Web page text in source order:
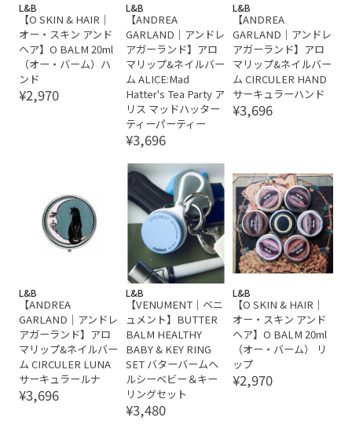
L&B
【O SKIN & HAIR｜
オー・スキン アンド
ヘア】O BALM 20ml
（オー・バーム）ハ
ンド
¥2,970
L&B
【ANDREA
GARLAND｜アンドレ
アガーランド】アロ
マリップ&ネイルバー
ム ALICE:Mad
Hatter's Tea Party ア
リス マッドハッター
ティーパーティー
¥3,696
L&B
【ANDREA
GARLAND｜アンドレ
アガーランド】アロ
マリップ&ネイルバー
ム CIRCULER HAND
サーキュラーハンド
¥3,696
L&B
【ANDREA
GARLAND｜アンドレ
アガーランド】アロ
マリップ&ネイルバー
ム CIRCULER LUNA
サーキュラールナ
¥3,696
L&B
【VENUMENT｜ベニ
ュメント】BUTTER
BALM HEALTHY
BABY & KEY RING
SET バターバームヘ
ルシーベビー＆キー
リングセット
¥3,480
L&B
【O SKIN & HAIR｜
オー・スキン アンド
ヘア】O BALM 20ml
（オー・バーム） リ
ップ
¥2,970